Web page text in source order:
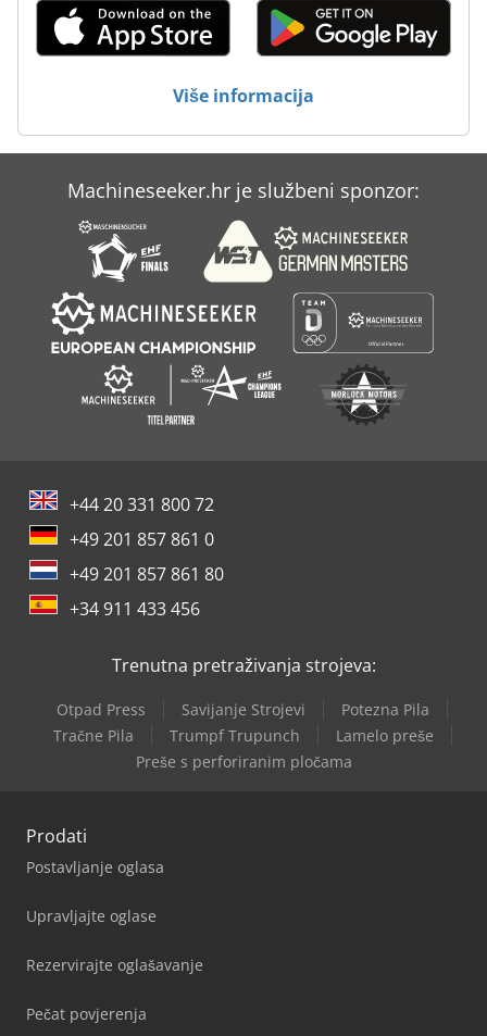
Strojevi Za Savijanje Cijevi
Više informacija
Machineseeker.hr je službeni sponzor:
+44 20 331 800 72
+49 201 857 861 0
+49 201 857 861 80
+34 911 433 456
Trenutna pretraživanja strojeva:
Otpad Press Savijanje Strojevi
Potezna Pila
Tračne Pila
Trumpf Trupunch
Lamelo preše
Preše s perforiranim pločama
Prodati
Postavljanje oglasa
Upravljajte oglase
Rezervirajte oglašavanje
Pečat povjerenja